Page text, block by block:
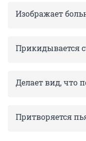
Изображает
Прикидывается
Делает вид, что
Притворяется